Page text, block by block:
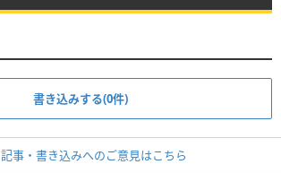
書き込みする(0件)
記事・書き込みへのご意見はこちら